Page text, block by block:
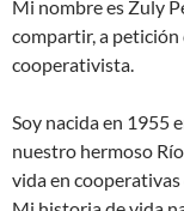
Mi nombre es Zuly
compartir, a petición
cooperativista.
Soy nacida en 1955
nuestro hermoso
vida en